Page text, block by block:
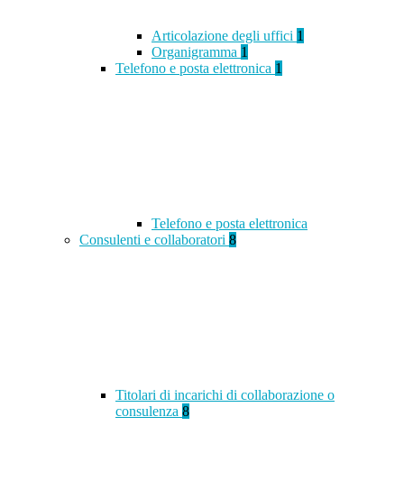
Articolazione degli uffici 1
Organigramma 1
Telefono e posta elettronica 1
Telefono e posta elettronica
Consulenti e collaboratori 8
Titolari di incarichi di collaborazione o
consulenza 8